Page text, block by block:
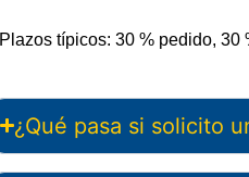
Plazos típicos: 30 % pedido, 30
¿Qué pasa si solicito